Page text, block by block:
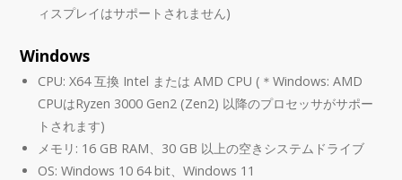
ィスプレイはサポートされません)
Windows
CPU: X64 互換 Intel または AMD CPU (＊Windows: AMD
CPUはRyzen 3000 Gen2 (Zen2) 以降のプロセッサがサポー
トされます)
メモリ: 16 GB RAM、30 GB 以上の空きシステムドライブ
OS: Windows 10 64 bit、Windows 11